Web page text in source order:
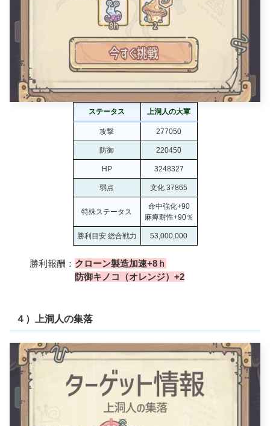
ステータス 上洞人の大軍
攻撃 277050
防御 220450
HP 3248327
弱点 文化 37865
特殊ステータス
命中強化+90
麻痺耐性+90％
勝利目安 総合戦力 53,000,000
勝利報酬： クローン製造加速+8ｈ
防御キノコ（オレンジ）+2
４）上洞人の集落